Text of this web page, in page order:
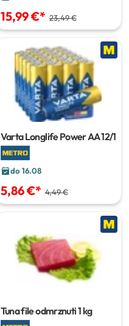
15,99 €* 23,49 €
Varta Longlife PowerAA 12/1
do 16.08
5,86 €* 4,49 €
Tuna file odmrznuti1 kg